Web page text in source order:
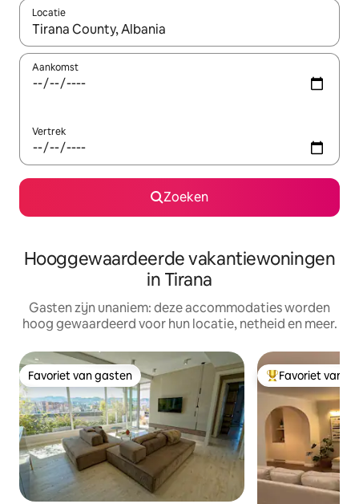
Locatie
Wanneer er resultaten beschikbaar zijn, maak je een keuze
Aankomst
Vertrek
Zoeken
Hooggewaardeerde vakantiewoningen
in Tirana
Gasten zijn unaniem: deze accommodaties worden
hoog gewaardeerd voor hun locatie, netheid en meer.
Favoriet van gasten
Favoriet van gasten Topfavoriet van
Favoriet van